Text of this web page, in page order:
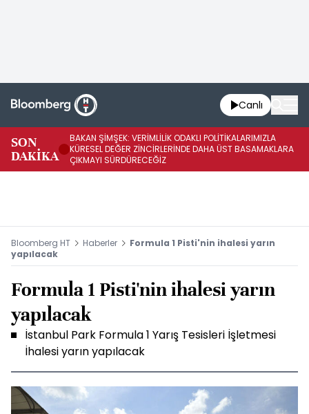
Canlı
SON
DAKİKA
BAKAN ŞİMŞEK: VERİMLİLİK ODAKLI POLİTİKALARIMIZLA
KÜRESEL DEĞER ZİNCİRLERİNDE DAHA ÜST BASAMAKLARA
ÇIKMAYI SÜRDÜRECEĞİZ
Bloomberg HT Haberler
Formula 1 Pisti'nin ihalesi yarın
yapılacak
Formula 1 Pisti'nin ihalesi yarın
yapılacak
İstanbul Park Formula 1 Yarış Tesisleri İşletmesi
İhalesi yarın yapılacak